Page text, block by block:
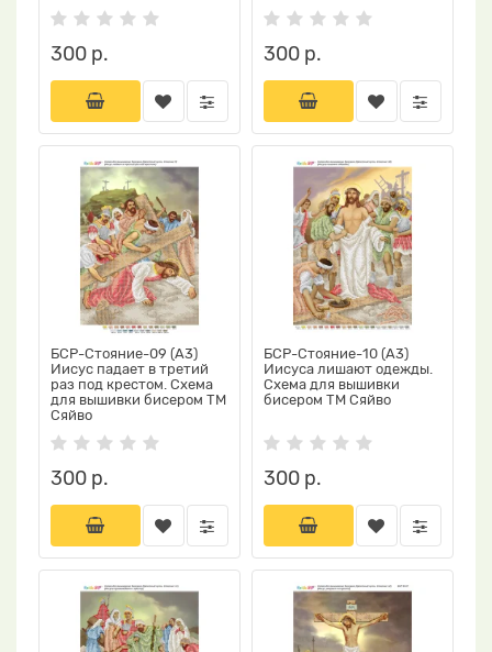
300 р. 300 р.
БСР-Стояние-09 (А3)
Иисус падает в третий
раз под крестом. Схема
для вышивки бисером ТМ
Сяйво
300 р.
БСР-Стояние-10 (А3)
Иисуса лишают одежды.
Схема для вышивки
бисером ТМ Сяйво
300 р.